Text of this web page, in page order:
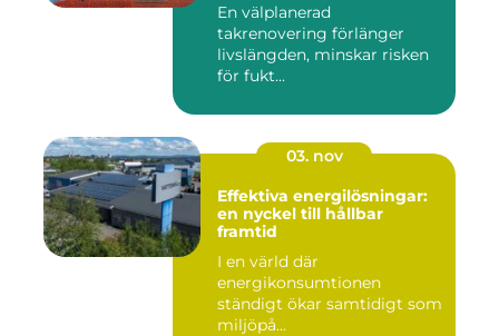
En välplanerad
takrenovering förlänger
livslängden, minskar risken
för fukt...
03. nov
Effektiva energilösningar:
en nyckel till hållbar
framtid
I en värld där
energikonsumtionen
ständigt ökar samtidigt som
miljöpå...